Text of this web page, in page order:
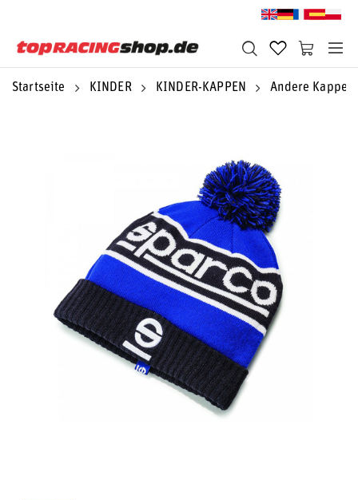
Startseite KINDER KINDER-KAPPEN Andere Kappen